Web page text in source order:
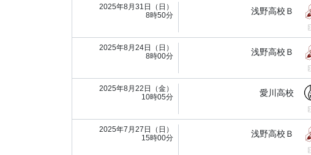
2025年8月31日（日）
8時50分
浅野高校Ｂ
2025年8月24日（日）
8時00分
浅野高校Ｂ
2025年8月22日（金）
10時05分
愛川高校
2025年7月27日（日）
15時00分
浅野高校Ｂ